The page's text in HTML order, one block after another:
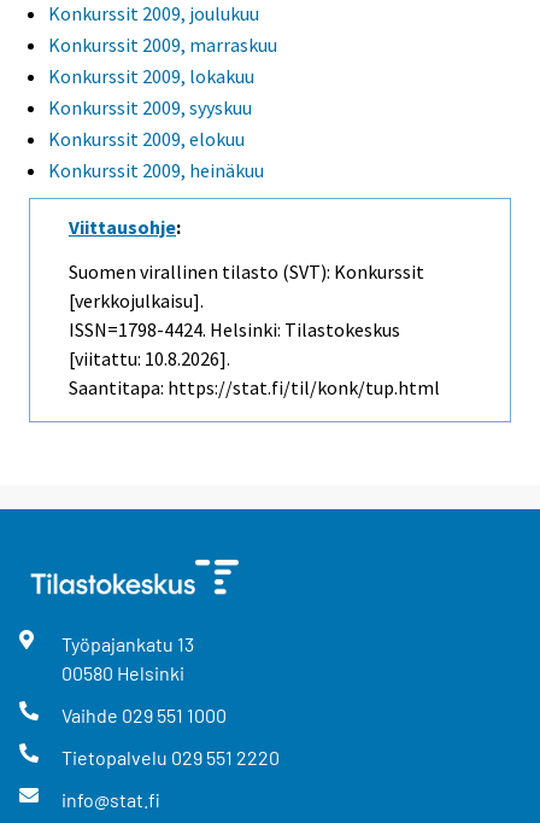
Konkurssit 2009, joulukuu
Konkurssit 2009, marraskuu
Konkurssit 2009, lokakuu
Konkurssit 2009, syyskuu
Konkurssit 2009, elokuu
Konkurssit 2009, heinäkuu
Viittausohje:
Suomen virallinen tilasto (SVT): Konkurssit
[verkkojulkaisu].
ISSN=1798-4424. Helsinki: Tilastokeskus
[viitattu: 10.8.2026].
Saantitapa: https://stat.fi/til/konk/tup.html
Työpajankatu 13
00580 Helsinki
Vaihde 029 551 1000
Tietopalvelu 029 551 2220
info@stat.fi